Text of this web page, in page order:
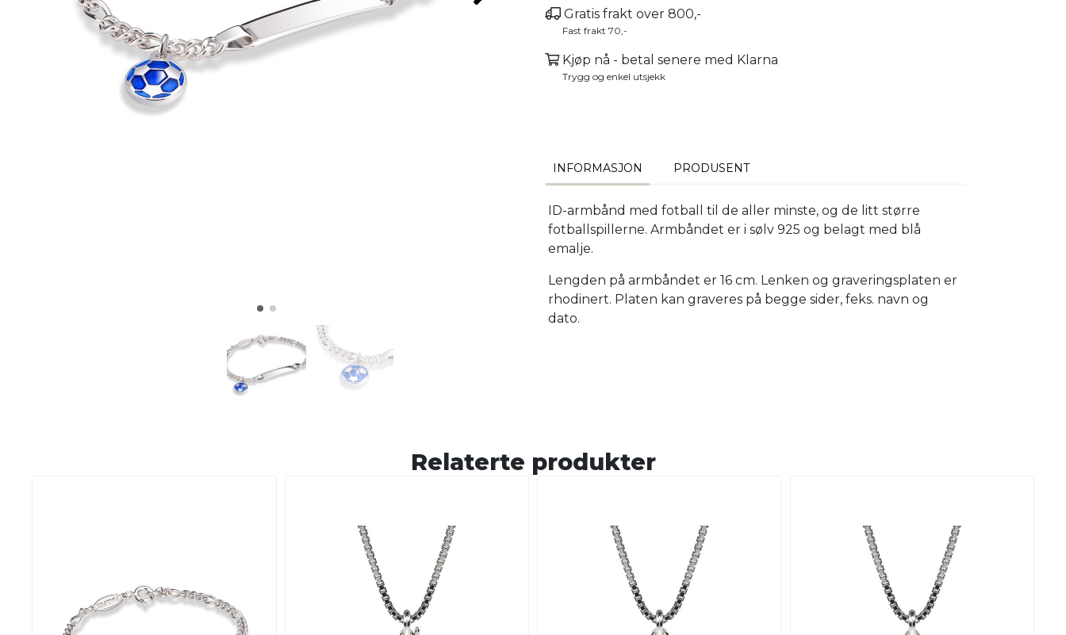
Gratis frakt over 800,-
Fast frakt 70,-
Kjøp nå - betal senere med Klarna
Trygg og enkel utsjekk
INFORMASJON PRODUSENT
ID-armbånd med fotball til de aller minste, og de litt større
fotballspillerne. Armbåndet er i sølv 925 og belagt med blå
emalje.
Lengden på armbåndet er 16 cm. Lenken og graveringsplaten er
rhodinert. Platen kan graveres på begge sider, feks. navn og
dato.
Relaterte produkter